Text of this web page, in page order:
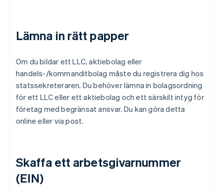
Lämna in rätt papper
Om du bildar ett LLC, aktiebolag eller
handels-/kommanditbolag måste du registrera dig hos
statssekreteraren. Du behöver lämna in bolagsordning
för ett LLC eller ett aktiebolag och ett särskilt intyg för
företag med begränsat ansvar. Du kan göra detta
online eller via post.
Skaffa ett arbetsgivarnummer
(EIN)